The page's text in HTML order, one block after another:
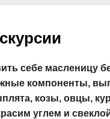
себе масленицу
компоненты,
козы, овцы,
углем и